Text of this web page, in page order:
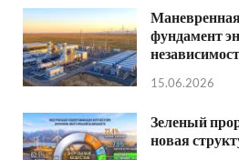
фундамент
15.06.2026
Зеленый
новая